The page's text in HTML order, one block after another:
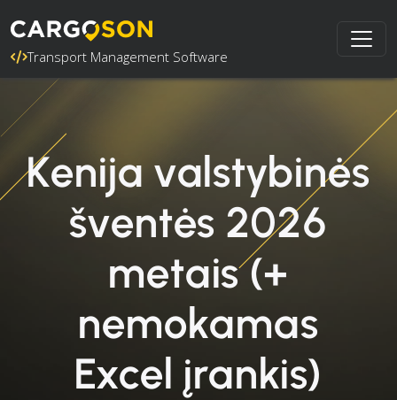
Transport Management Software
Kenija valstybinės
šventės 2026
metais (+
nemokamas
Excel įrankis)